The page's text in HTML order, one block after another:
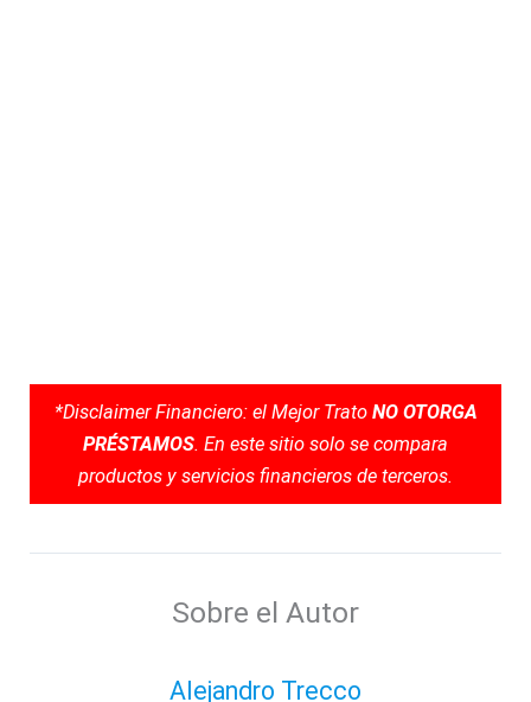
*Disclaimer Financiero: el Mejor Trato NO OTORGA
PRÉSTAMOS. En este sitio solo se compara
productos y servicios financieros de terceros.
Sobre el Autor
Alejandro Trecco